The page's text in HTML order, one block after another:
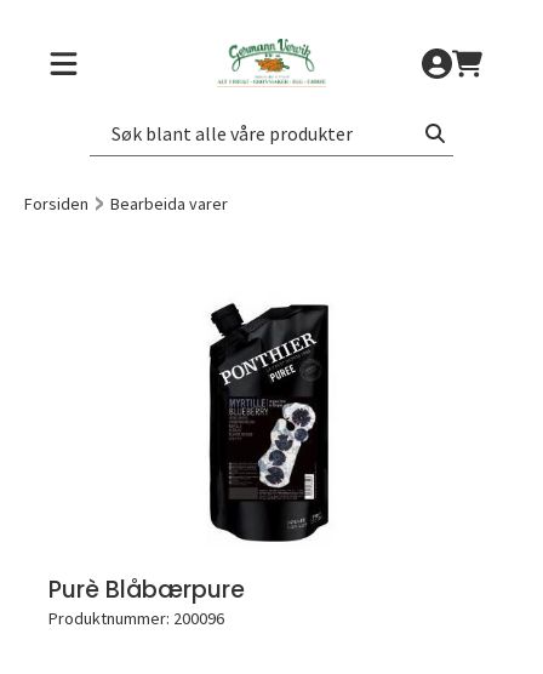
Forsiden Bearbeida varer
Purè Blåbærpure
Produktnummer: 200096